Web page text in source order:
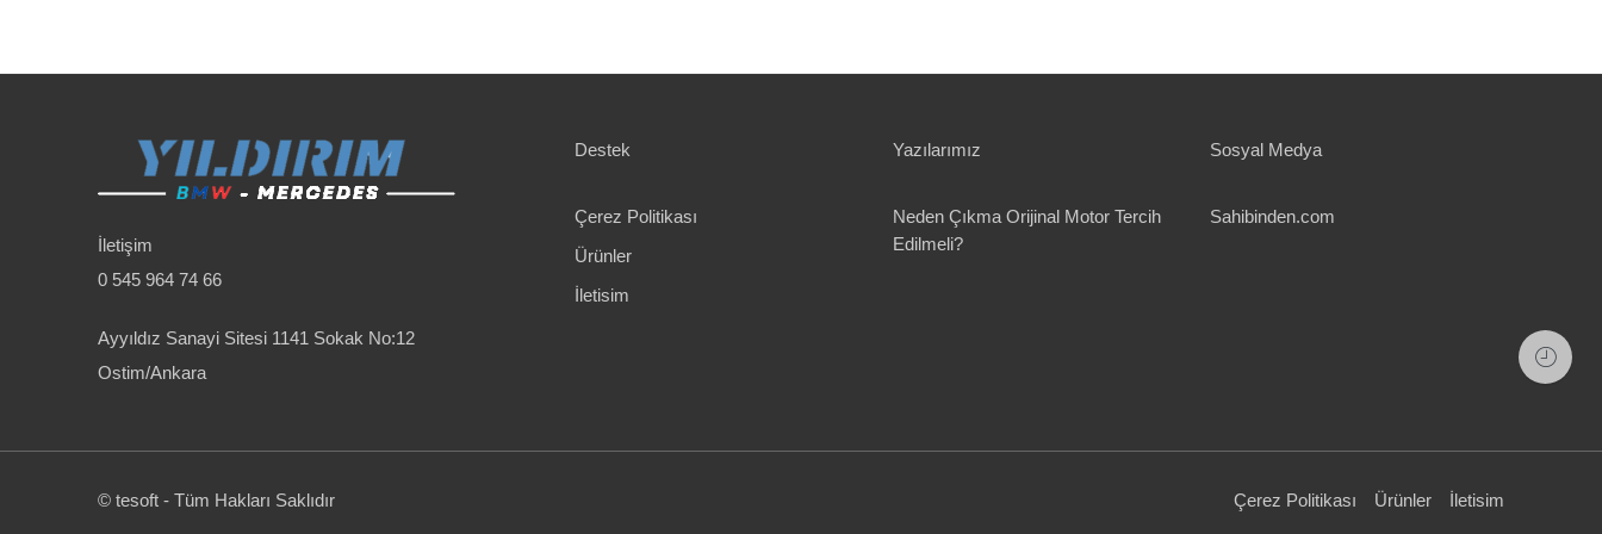
İletişim
0 545 964 74 66
Ayyıldız Sanayi Sitesi 1141 Sokak No:12
Ostim/Ankara
Destek
Çerez Politikası
Ürünler
İletisim
Yazılarımız
Neden Çıkma Orijinal Motor Tercih
Edilmeli?
Sosyal Medya
Sahibinden.com
© tesoft - Tüm Hakları Saklıdır Çerez Politikası Ürünler İletisim